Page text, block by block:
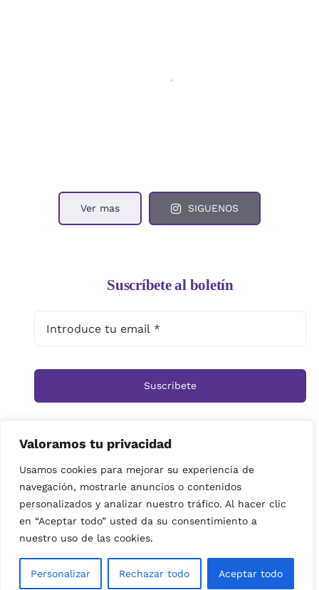
Valoramos tu privacidad
Usamos cookies para mejorar su experiencia de
navegación, mostrarle anuncios o contenidos
personalizados y analizar nuestro tráfico. Al hacer clic
en “Aceptar todo” usted da su consentimiento a
nuestro uso de las cookies.
Personalizar Rechazar todo Aceptar todo
Ver mas SIGUENOS
Suscríbete al boletín
Suscribete
Inicio Tienda Ramos Rosas
Centros
Cestas
Arreglos Funerarios
Contacto
Política de privacidad
© Copyright 2019 | imagenes propiedad de Floristeria
Miramar| Derechos reservados|